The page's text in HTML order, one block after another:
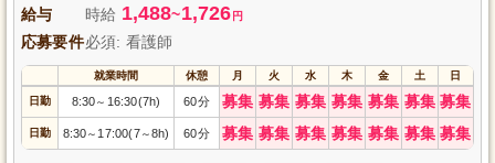
給与 時給 1,488~1,726 円
応募要件必須: 看護師
就業時間 休憩 月 火 水 木 金 土 日
日勤 8:30～ 16:30(7h) 60分 募集 募集 募集 募集 募集 募集 募集
日勤 8:30～ 17:00(7～8h) 60分 募集 募集 募集 募集 募集 募集 募集